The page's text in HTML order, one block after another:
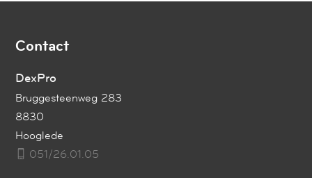
Contact
DexPro
Bruggesteenweg 283
8830
Hooglede
051/26.01.05